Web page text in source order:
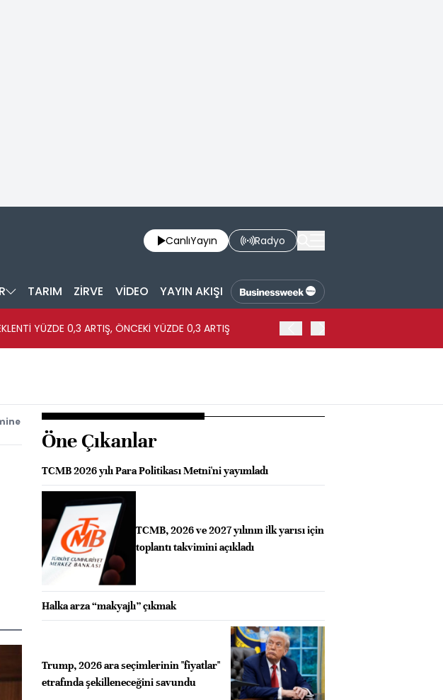
CanlıYayın Radyo
TARIM ZİRVE VİDEO YAYIN AKIŞI
YÜZDE 0,3 ARTIŞ, ÖNCEKİ YÜZDE 0,3 ARTIŞ
Öne Çıkanlar
TCMB 2026 yılı Para Politikası Metni'ni yayımladı
TCMB, 2026 ve 2027 yılının ilk yarısı için
toplantı takvimini açıkladı
Halka arza “makyajlı” çıkmak
Trump, 2026 ara seçimlerinin "fiyatlar"
etrafında şekilleneceğini savundu